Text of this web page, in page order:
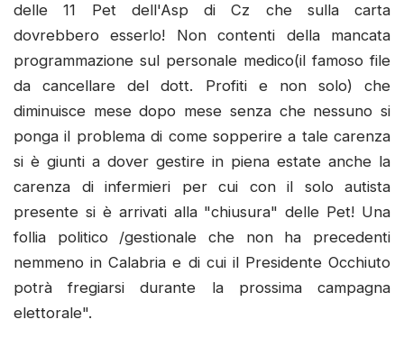
delle 11 Pet dell'Asp di Cz che sulla carta
dovrebbero esserlo! Non contenti della mancata
programmazione sul personale medico(il famoso file
da cancellare del dott. Profiti e non solo) che
diminuisce mese dopo mese senza che nessuno si
ponga il problema di come sopperire a tale carenza
si è giunti a dover gestire in piena estate anche la
carenza di infermieri per cui con il solo autista
presente si è arrivati alla "chiusura" delle Pet! Una
follia politico /gestionale che non ha precedenti
nemmeno in Calabria e di cui il Presidente Occhiuto
potrà fregiarsi durante la prossima campagna
elettorale".